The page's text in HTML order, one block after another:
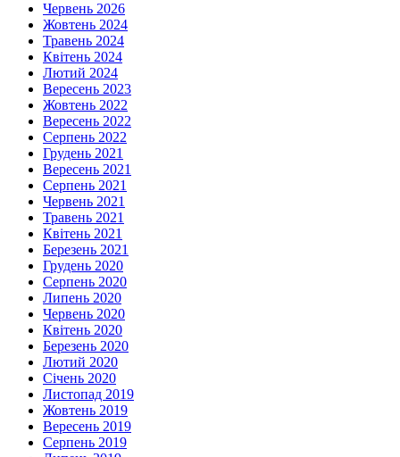
Червень 2026
Жовтень 2024
Травень 2024
Квітень 2024
Лютий 2024
Вересень 2023
Жовтень 2022
Вересень 2022
Серпень 2022
Грудень 2021
Вересень 2021
Серпень 2021
Червень 2021
Травень 2021
Квітень 2021
Березень 2021
Грудень 2020
Серпень 2020
Липень 2020
Червень 2020
Квітень 2020
Березень 2020
Лютий 2020
Січень 2020
Листопад 2019
Жовтень 2019
Вересень 2019
Серпень 2019